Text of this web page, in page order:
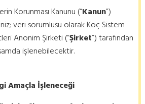
Korunması Kanunu (“Kanun”)
veri sorumlusu olarak Koç Sistem
Anonim Şirketi (“Şirket”) tarafından
işlenebilecektir.
Amaçla İşleneceği